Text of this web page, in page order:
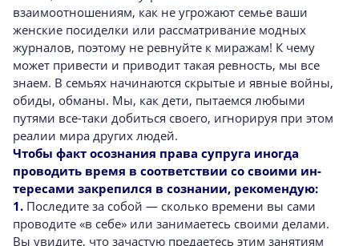
взаимоотношениям, как не угрожают семье ваши
женские посиделки или рассматривание модных
журналов, поэтому не ревнуйте к миражам! К чему
может привести и приводит такая ревность, мы все
знаем. В семьях начинаются скрытые и явные войны,
обиды, обманы. Мы, как дети, пытаемся лю­быми
путями все-таки добиться своего, игно­рируя при этом
реалии мира других людей.
Чтобы факт осознания права супруга иногда
проводить время в соответствии со своими ин­
тересами закрепился в сознании, рекомендую:
1. Последите за собой — сколько времени вы сами
проводите «в себе» или занимаетесь своими делами.
Вы увидите, что зачастую пре­даетесь этим занятиям